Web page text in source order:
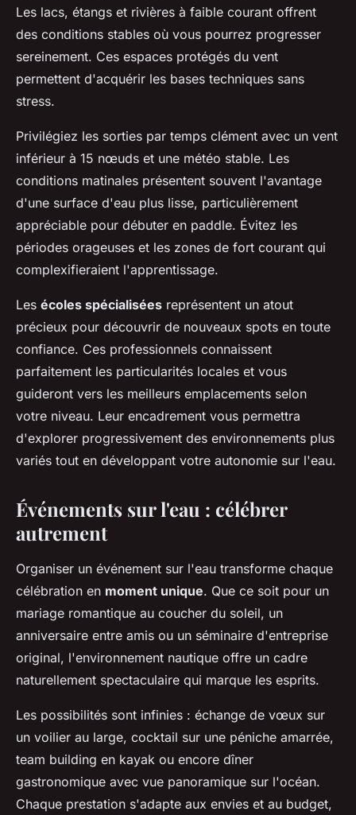
Les lacs, étangs et rivières à faible courant offrent
des conditions stables où vous pourrez progresser
sereinement. Ces espaces protégés du vent
permettent d'acquérir les bases techniques sans
stress.
Privilégiez les sorties par temps clément avec un vent
inférieur à 15 nœuds et une météo stable. Les
conditions matinales présentent souvent l'avantage
d'une surface d'eau plus lisse, particulièrement
appréciable pour débuter en paddle. Évitez les
périodes orageuses et les zones de fort courant qui
complexifieraient l'apprentissage.
Les écoles spécialisées représentent un atout
précieux pour découvrir de nouveaux spots en toute
confiance. Ces professionnels connaissent
parfaitement les particularités locales et vous
guideront vers les meilleurs emplacements selon
votre niveau. Leur encadrement vous permettra
d'explorer progressivement des environnements plus
variés tout en développant votre autonomie sur l'eau.
Événements sur l'eau : célébrer
autrement
Organiser un événement sur l'eau transforme chaque
célébration en moment unique. Que ce soit pour un
mariage romantique au coucher du soleil, un
anniversaire entre amis ou un séminaire d'entreprise
original, l'environnement nautique offre un cadre
naturellement spectaculaire qui marque les esprits.
Les possibilités sont infinies : échange de vœux sur
un voilier au large, cocktail sur une péniche amarrée,
team building en kayak ou encore dîner
gastronomique avec vue panoramique sur l'océan.
Chaque prestation s'adapte aux envies et au budget,